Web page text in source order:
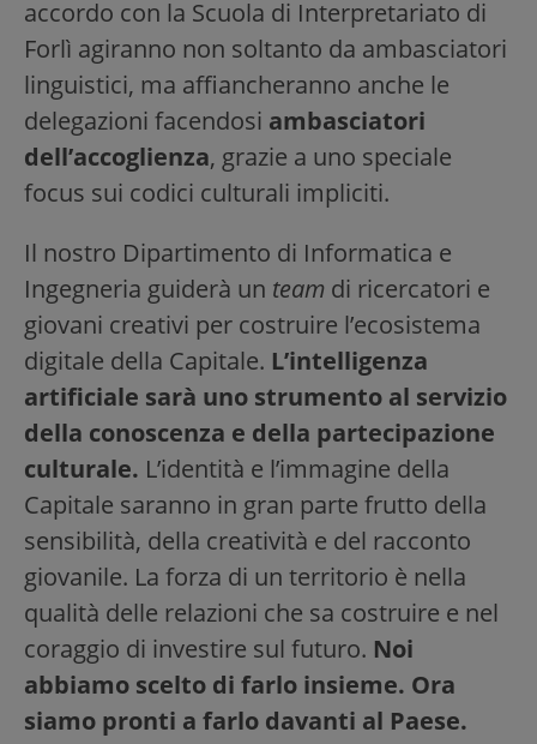
accordo con la Scuola di Interpretariato di
Forlì agiranno non soltanto da ambasciatori
linguistici, ma affiancheranno anche le
delegazioni facendosi ambasciatori
dell’accoglienza, grazie a uno speciale
focus sui codici culturali impliciti.
Il nostro Dipartimento di Informatica e
Ingegneria guiderà un team di ricercatori e
giovani creativi per costruire l’ecosistema
digitale della Capitale. L’intelligenza
artificiale sarà uno strumento al servizio
della conoscenza e della partecipazione
culturale. L’identità e l’immagine della
Capitale saranno in gran parte frutto della
sensibilità, della creatività e del racconto
giovanile. La forza di un territorio è nella
qualità delle relazioni che sa costruire e nel
coraggio di investire sul futuro. Noi
abbiamo scelto di farlo insieme. Ora
siamo pronti a farlo davanti al Paese.